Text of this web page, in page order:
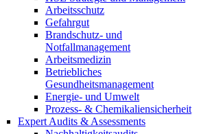
Arbeitsschutz
Gefahrgut
Brandschutz- und
Notfallmanagement
Arbeitsmedizin
Betriebliches
Gesundheitsmanagement
Energie- und Umwelt
Prozess- & Chemikaliensicherheit
Expert Audits & Assessments